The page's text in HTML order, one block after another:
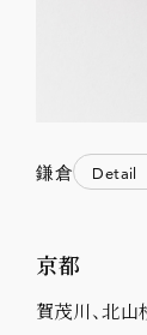
鎌倉 Detail
京都
賀茂川、北山